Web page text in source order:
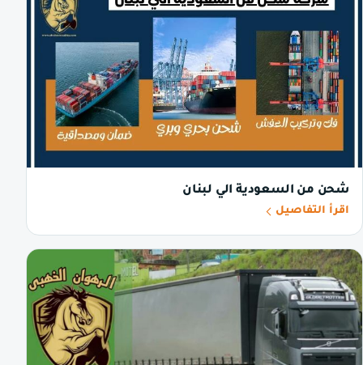
شحن من السعودية الي لبنان
اقرأ التفاصيل